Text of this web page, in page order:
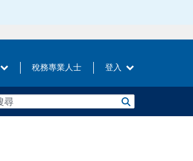
稅務專業人士 登入